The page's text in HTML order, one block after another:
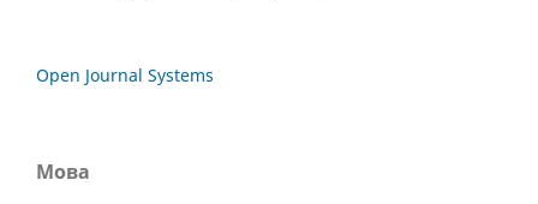
Open Journal Systems
Мова